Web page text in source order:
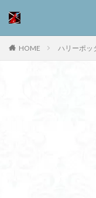
HOME ハリーポッ